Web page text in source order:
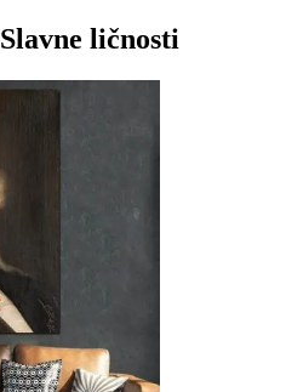
Slavne ličnosti